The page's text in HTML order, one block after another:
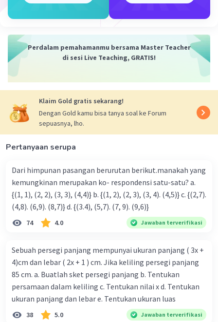
tersebut adalah 1 : 5
Beri Rating·
Perdalam pemahamanmu bersama Master Teacher
di sesi Live Teaching, GRATIS!
Klaim Gold gratis sekarang!
Dengan Gold kamu bisa tanya soal ke Forum
sepuasnya, lho.
Pertanyaan serupa
Dari himpunan pasangan berurutan berikut.manakah yang
kemungkinan merupakan ko- respondensi satu-satu? a.
{(1, 1), (2, 2), (3, 3), (4,4)} b. {(1, 2), (2, 3), (3, 4). (4,5)} c. {(2,7).
(4,8). (6,9). (8,7)} d. {(3.4), (5,7). (7, 9). (9,6)}
74 4.0 Jawaban terverifikasi
Sebuah persegi panjang mempunyai ukuran panjang ( 3x +
4)cm dan lebar ( 2x + 1 ) cm. Jika keliling persegi panjang
85 cm. a. Buatlah sket persegi panjang b. Tentukan
persamaan dalam keliling c. Tentukan nilai x d. Tentukan
ukuran panjang dan lebar e. Tentukan ukuran luas
38 5.0 Jawaban terverifikasi